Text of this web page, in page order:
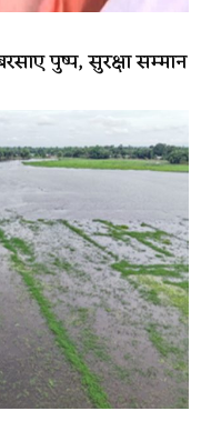
पुष्प, सुरक्षा सम्मान